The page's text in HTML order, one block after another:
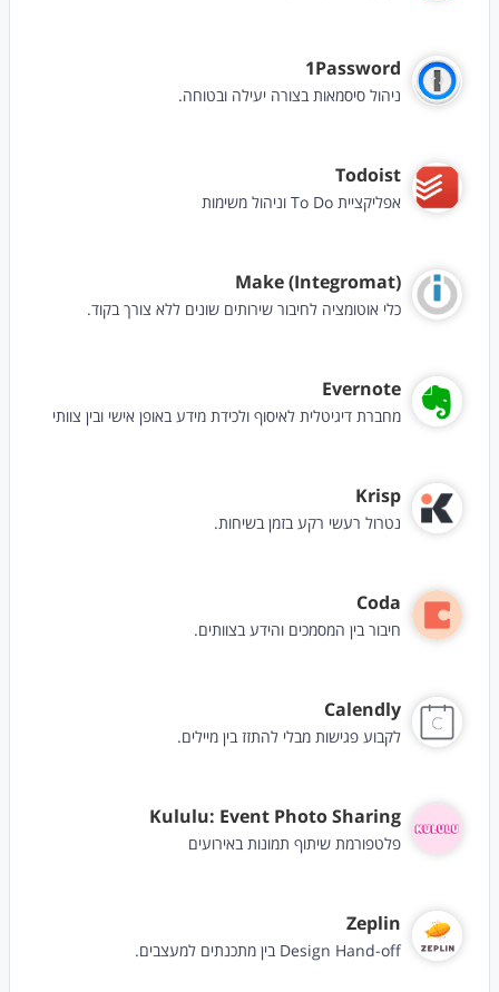
1Password
ניהול סיסמאות בצורה יעילה ובטוחה.
Todoist
אפליקציית To Do וניהול משימות
Make (Integromat)
כלי אוטומציה לחיבור שירותים שונים ללא צורך בקוד.
Evernote
מחברת דיגיטלית לאיסוף ולכידת מידע באופן אישי ובין צוותי
Krisp
נטרול רעשי רקע בזמן בשיחות.
Coda
חיבור בין המסמכים והידע בצוותים.
Calendly
לקבוע פגישות מבלי להתזז בין מיילים.
Kululu: Event Photo Sharing
פלטפורמת שיתוף תמונות באירועים
Zeplin
Design Hand-off בין מתכנתים למעצבים.